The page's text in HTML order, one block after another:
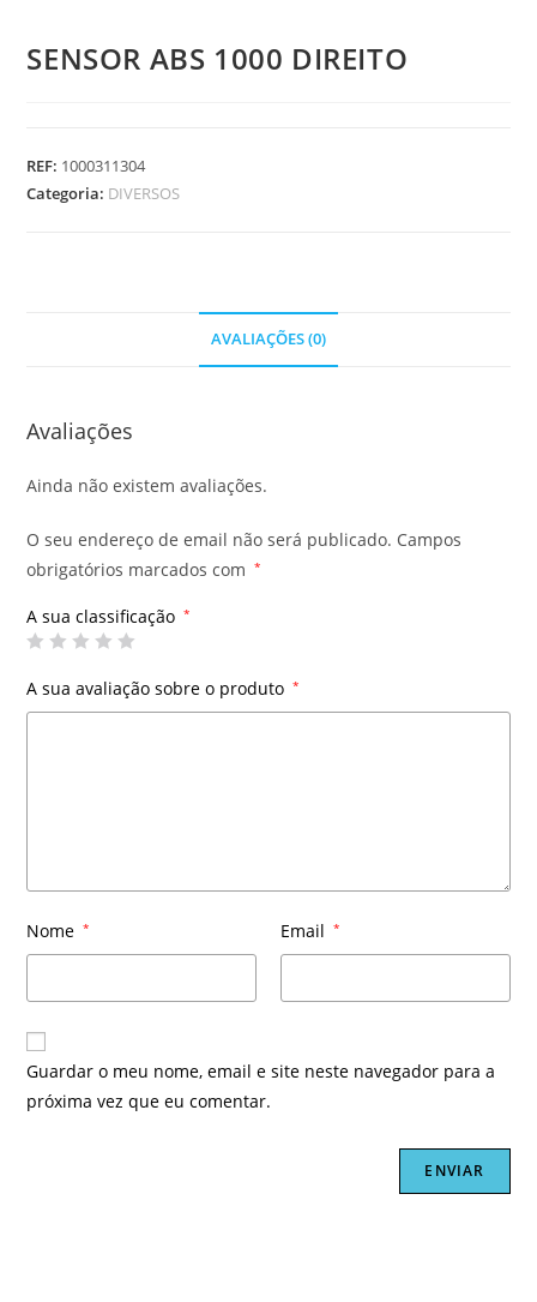
SENSOR ABS 1000 DIREITO
REF: 1000311304
Categoria: DIVERSOS
AVALIAÇÕES (0)
Avaliações
Ainda não existem avaliações.
O seu endereço de email não será publicado. Campos
obrigatórios marcados com
*
A sua classificação *
A sua avaliação sobre o produto *
Nome * Email *
Guardar o meu nome, email e site neste navegador para a
próxima vez que eu comentar.